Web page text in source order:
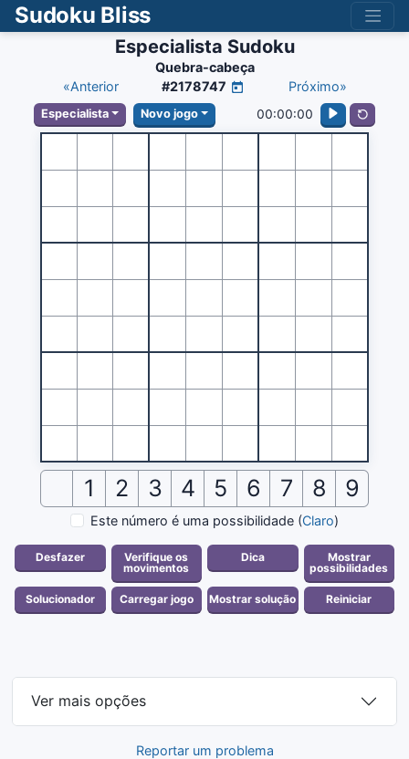
Sudoku Bliss
Especialista Sudoku
«Anterior
Quebra-cabeça
#2178747
Próximo»
Especialista Novo jogo 00:00:00
1 2 3 4 5 6 7 8 9
Este número é uma possibilidade (Claro)
Ver mais opções
Reportar um problema